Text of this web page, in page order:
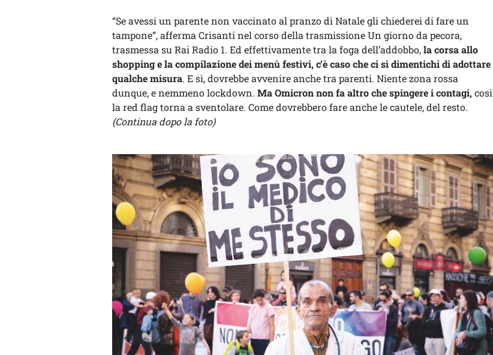
“Se avessi un parente non vaccinato al pranzo di Natale gli chiederei di fare un
tampone”, afferma Crisanti nel corso della trasmissione Un giorno da pecora,
trasmessa su Rai Radio 1. Ed effettivamente tra la foga dell’addobbo,la corsa allo
shopping e la compilazione dei menù festivi, c’è caso che ci si dimentichi di adottare
qualche misura. E sì, dovrebbe avvenire anche tra parenti. Niente zona rossa
dunque, e nemmeno lockdown. Ma Omicron non fa altro che spingere i contagi,così
la red flag torna a sventolare. Come dovrebbero fare anche le cautele, del resto.
(Continua dopo la foto)